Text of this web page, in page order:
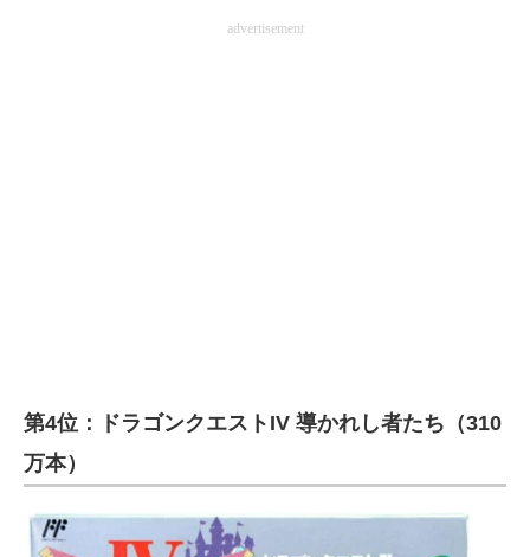
エレクトロニクス専門サイト
電子設計の基本と応用
エネルギーの専門メディア
advertisement
第4位：ドラゴンクエストIV 導かれし者たち（310
万本）